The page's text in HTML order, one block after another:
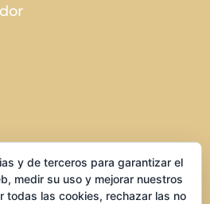
y de terceros para garantizar el
medir su uso y mejorar nuestros
todas las cookies, rechazar las no